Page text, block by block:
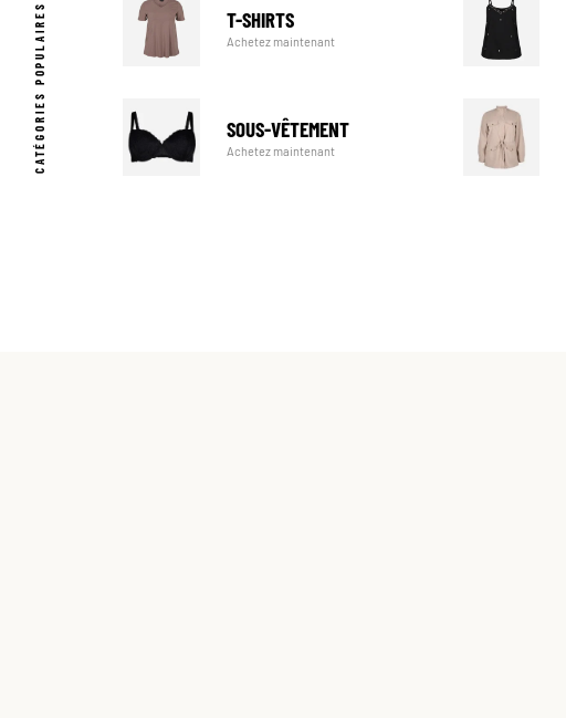
CATÉGORIES POPULAIRES T-SHIRTS
Achetez maintenant
SOUS-VÊTEMENT
Achetez maintenant